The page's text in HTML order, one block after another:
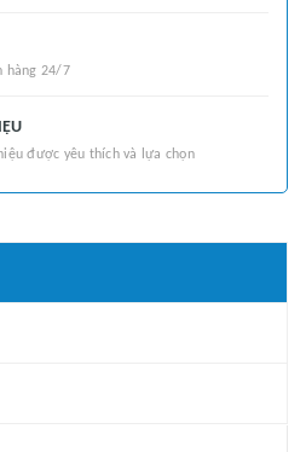
hàng 24/7
được yêu thích và lựa chọn